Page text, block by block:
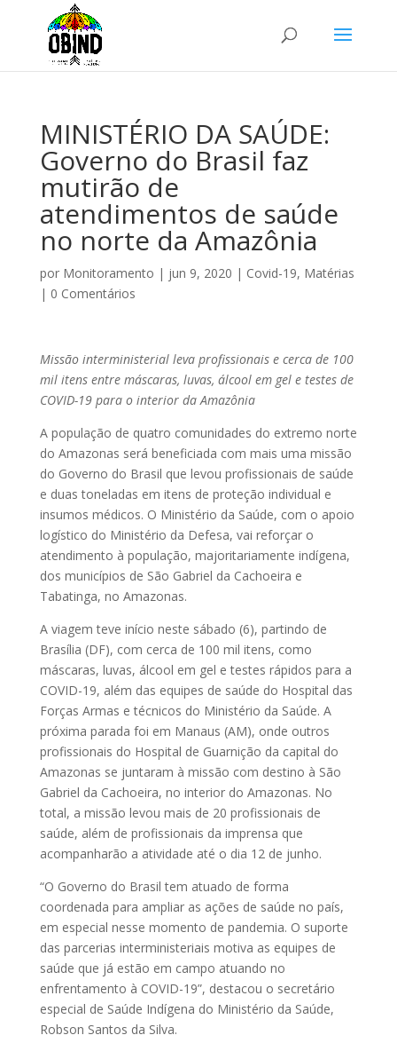
MINISTÉRIO DA SAÚDE:
Governo do Brasil faz
mutirão de
atendimentos de saúde
no norte da Amazônia
por Monitoramento | jun 9, 2020 | Covid-19, Matérias
| 0 Comentários
Missão interministerial leva profissionais e cerca de 100
mil itens entre máscaras, luvas, álcool em gel e testes de
COVID-19 para o interior da Amazônia
A população de quatro comunidades do extremo norte
do Amazonas será beneficiada com mais uma missão
do Governo do Brasil que levou profissionais de saúde
e duas toneladas em itens de proteção individual e
insumos médicos. O Ministério da Saúde, com o apoio
logístico do Ministério da Defesa, vai reforçar o
atendimento à população, majoritariamente indígena,
dos municípios de São Gabriel da Cachoeira e
Tabatinga, no Amazonas.
A viagem teve início neste sábado (6), partindo de
Brasília (DF), com cerca de 100 mil itens, como
máscaras, luvas, álcool em gel e testes rápidos para a
COVID-19, além das equipes de saúde do Hospital das
Forças Armas e técnicos do Ministério da Saúde. A
próxima parada foi em Manaus (AM), onde outros
profissionais do Hospital de Guarnição da capital do
Amazonas se juntaram à missão com destino à São
Gabriel da Cachoeira, no interior do Amazonas. No
total, a missão levou mais de 20 profissionais de
saúde, além de profissionais da imprensa que
acompanharão a atividade até o dia 12 de junho.
“O Governo do Brasil tem atuado de forma
coordenada para ampliar as ações de saúde no país,
em especial nesse momento de pandemia. O suporte
das parcerias interministeriais motiva as equipes de
saúde que já estão em campo atuando no
enfrentamento à COVID-19”, destacou o secretário
especial de Saúde Indígena do Ministério da Saúde,
Robson Santos da Silva.